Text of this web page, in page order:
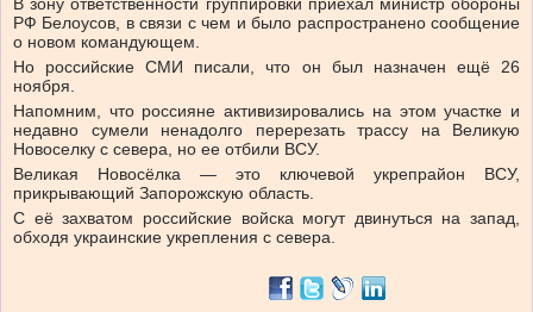
В зону ответственности группировки приехал министр обороны
РФ Белоусов, в связи с чем и было распространено сообщение
о новом командующем.
Но российские СМИ писали, что он был назначен ещё 26
ноября.
Напомним, что россияне активизировались на этом участке и
недавно сумели ненадолго перерезать трассу на Великую
Новоселку с севера, но ее отбили ВСУ.
Великая Новосёлка — это ключевой укрепрайон ВСУ,
прикрывающий Запорожскую область.
С её захватом российские войска могут двинуться на запад,
обходя украинские укрепления с севера.